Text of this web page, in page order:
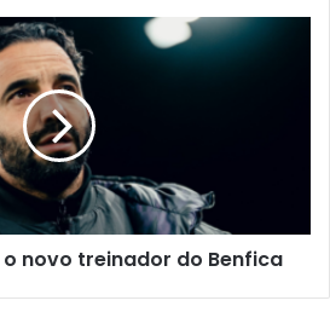
o novo treinador do Benfica